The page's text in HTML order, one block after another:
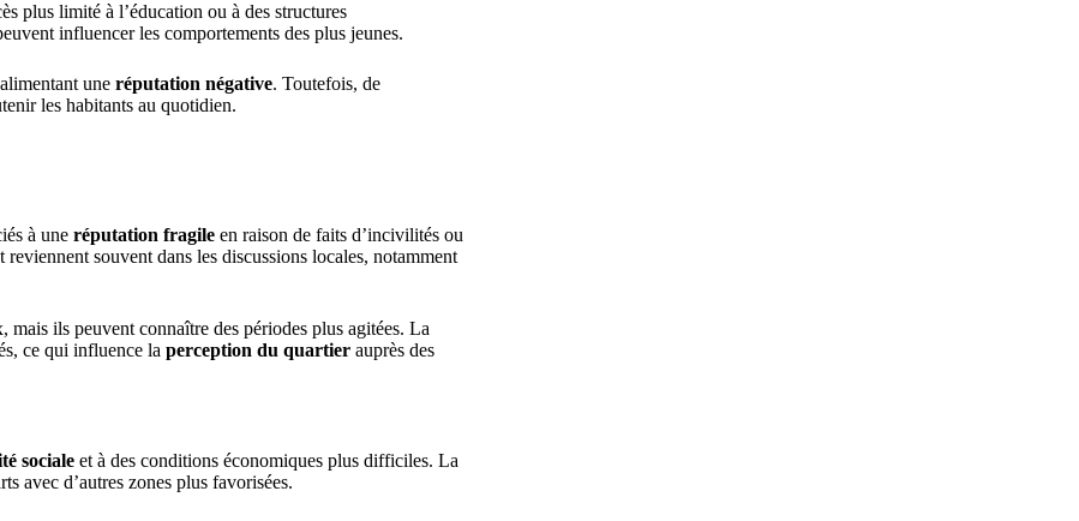
plus limité à l’éducation ou à des structures
influencer les comportements des plus jeunes.
une réputation négative. Toutefois, de
les habitants au quotidien.
à une réputation fragile en raison de faits d’incivilités ou
souvent dans les discussions locales, notamment
mais ils peuvent connaître des périodes plus agitées. La
ce qui influence la perception du quartier auprès des
sociale et à des conditions économiques plus difficiles. La
avec d’autres zones plus favorisées.